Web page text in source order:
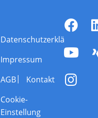
Datenschutzerklärung
Impressum
AGB
Kontakt
Cookie-
Einstellung